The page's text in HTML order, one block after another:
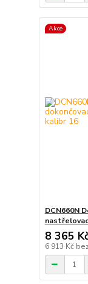
Akce
DCN660N
8 365
6 913 Kč